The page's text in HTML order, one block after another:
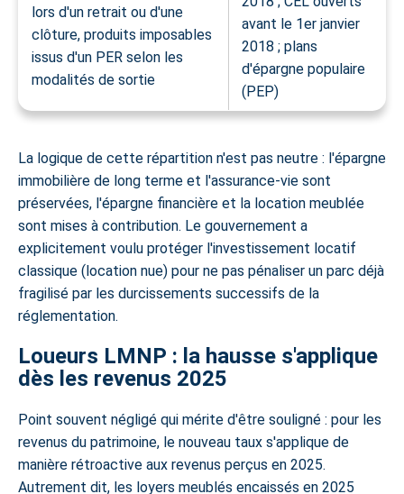
lors d'un retrait ou d'une
clôture, produits imposables
issus d'un PER selon les
modalités de sortie
avant le 1er janvier
2018 ; plans
d'épargne populaire
(PEP)
La logique de cette répartition n'est pas neutre : l'épargne
immobilière de long terme et l'assurance-vie sont
préservées, l'épargne financière et la location meublée
sont mises à contribution. Le gouvernement a
explicitement voulu protéger l'investissement locatif
classique (location nue) pour ne pas pénaliser un parc déjà
fragilisé par les durcissements successifs de la
réglementation.
Loueurs LMNP : la hausse s'applique
dès les revenus 2025
Point souvent négligé qui mérite d'être souligné : pour les
revenus du patrimoine, le nouveau taux s'applique de
manière rétroactive aux revenus perçus en 2025.
Autrement dit, les loyers meublés encaissés en 2025